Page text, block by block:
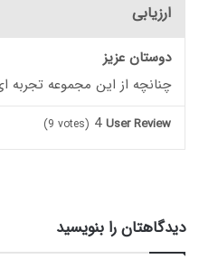
ارزیابی
دوستان عزیز
چنانچه از این مجموعه تجربه
User Review
4
(9 votes)
دیدگاهتان را بنویسید